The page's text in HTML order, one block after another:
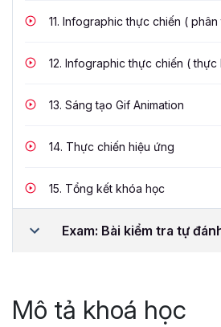
11. Infographic thực chiến ( phân
12. Infographic thực chiến ( thực
13. Sáng tạo Gif Animation
14. Thực chiến hiệu ứng
15. Tổng kết khóa học
Exam: Bài kiểm tra tự
Mô tả khoá học